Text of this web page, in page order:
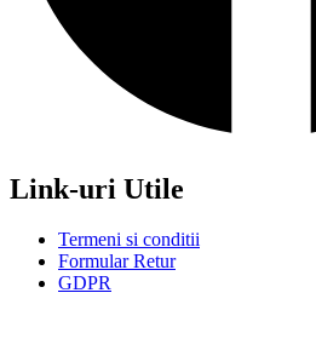
Link-uri Utile
Termeni si conditii
Formular Retur
GDPR